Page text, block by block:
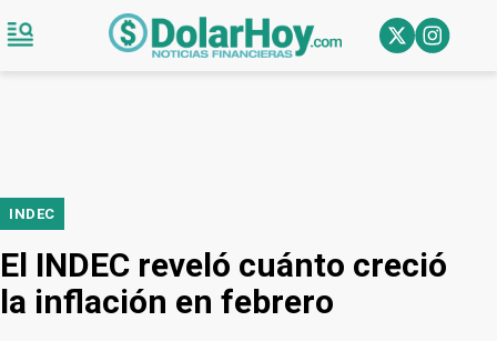
INDEC
El INDEC reveló cuánto creció
la inflación en febrero